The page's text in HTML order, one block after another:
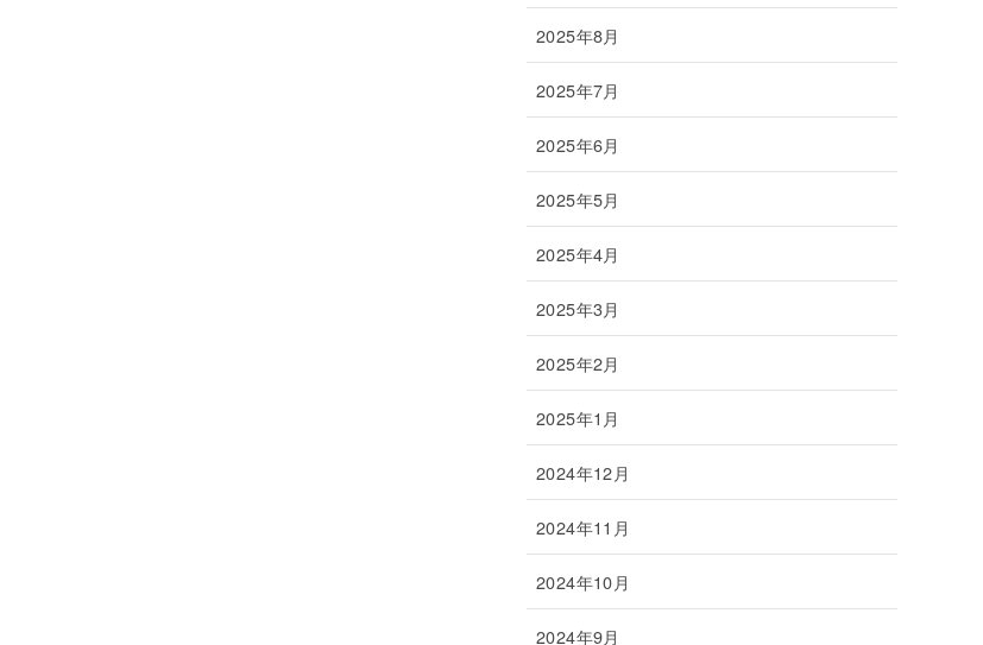
2025年8月
2025年7月
2025年6月
2025年5月
2025年4月
2025年3月
2025年2月
2025年1月
2024年12月
2024年11月
2024年10月
2024年9月